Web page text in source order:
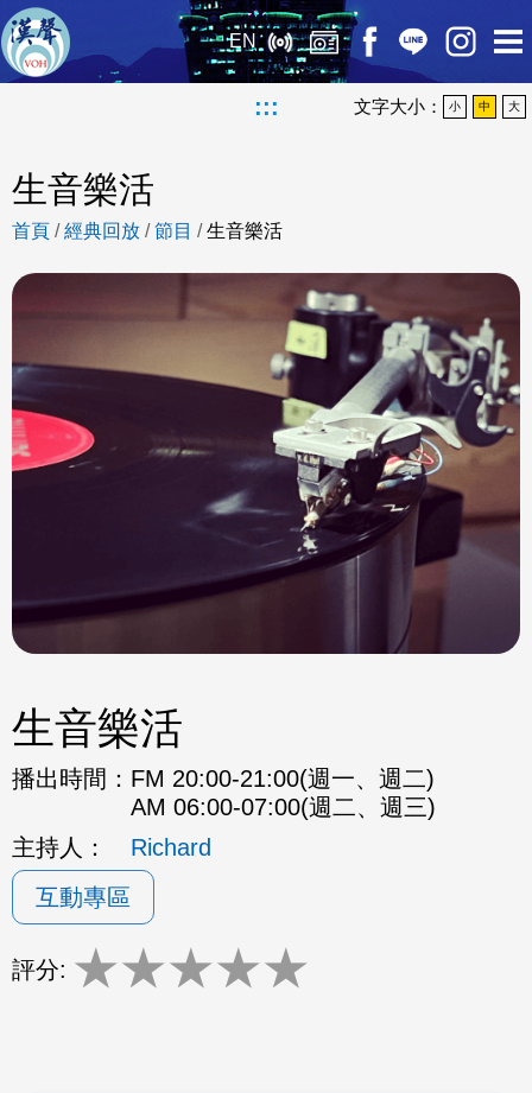
EN
::: 文字大小： 小 中 大
生音樂活
首頁 /經典回放 /節目 /生音樂活
生音樂活
播出時間： FM 20:00-21:00(週一、週二)
AM 06:00-07:00(週二、週三)
主持人：
Richard
互動專區
評分: ★★★★★